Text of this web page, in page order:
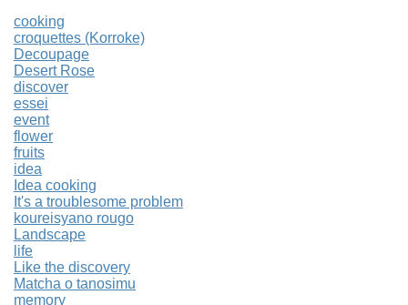
cooking
croquettes (Korroke)
Decoupage
Desert Rose
discover
essei
event
flower
fruits
idea
Idea cooking
It's a troublesome problem
koureisyano rougo
Landscape
life
Like the discovery
Matcha o tanosimu
memory